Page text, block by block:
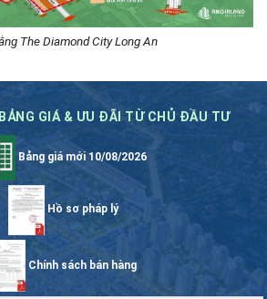
The Diamond City Long An
GIÁ & ƯU ĐÃI TỪ CHỦ ĐẦU TƯ
Bảng giá mới 10/08/2026
Hồ sơ pháp lý
Chính sách bán hàng